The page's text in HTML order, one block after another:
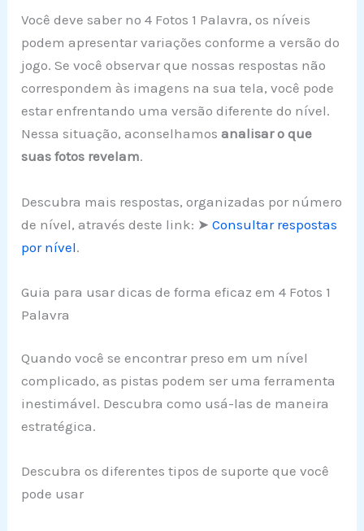
Você deve saber no 4 Fotos 1 Palavra, os níveis
podem apresentar variações conforme a versão do
jogo. Se você observar que nossas respostas não
correspondem às imagens na sua tela, você pode
estar enfrentando uma versão diferente do nível.
Nessa situação, aconselhamosanalisar o que
suas fotos revelam.
Descubra mais respostas, organizadas por número
de nível, através deste link: ➤Consultar respostas
por nível.
Guia para usar dicas de forma eficaz em 4 Fotos 1
Palavra
Quando você se encontrar preso em um nível
complicado, as pistas podem ser uma ferramenta
inestimável. Descubra como usá-las de maneira
estratégica.
Descubra os diferentes tipos de suporte que você
pode usar